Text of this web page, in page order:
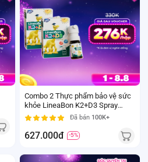
Combo 2 Thực phẩm bảo vệ sức
khỏe LineaBon K2+D3 Spray
dạng xịt
Đã bán 100K+
627.000đ -5%